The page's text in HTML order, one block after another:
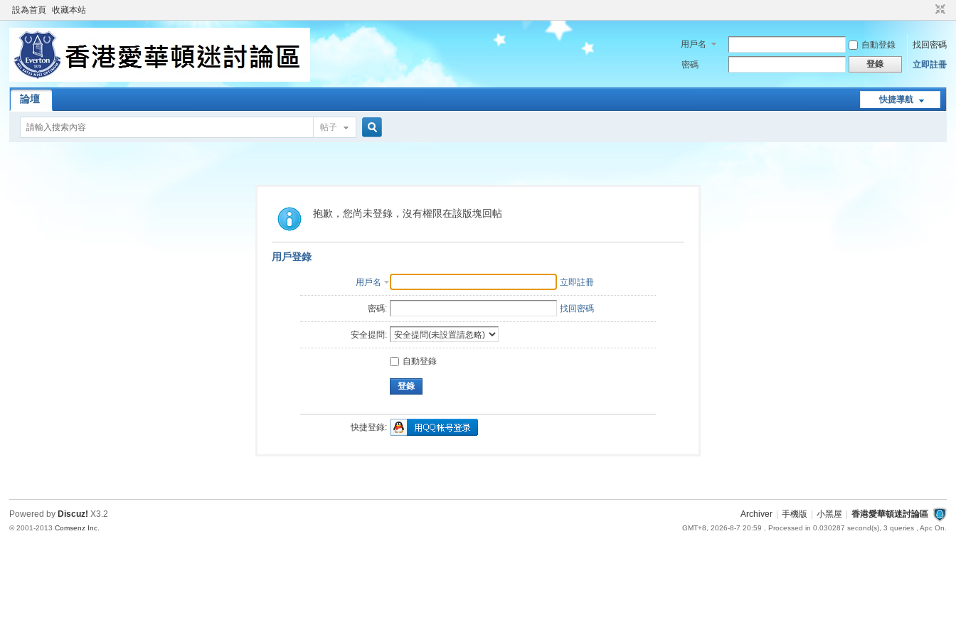
設為首頁 收藏本站
用戶名 自動登錄
找回密碼
密碼
登錄 立即註冊
快捷導航
論壇
帖子
索
抱歉，您尚未登錄，沒有權限在該版塊回帖
用戶登錄
用戶名 立即註冊
密碼: 找回密碼
安全提問:
自動登錄
登錄
快捷登錄:
Archiver 手機版 小黑屋 香港愛華頓迷討論區
GMT+8, 2026-8-7 20:59 , Processed in 0.030287 second(s), 3 queries , Apc On.
Powered by Discuz! X3.2
© 2001-2013Comsenz Inc.